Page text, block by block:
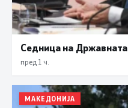
Седница на Државната
пред 1 ч.
МАКЕДОНИЈА